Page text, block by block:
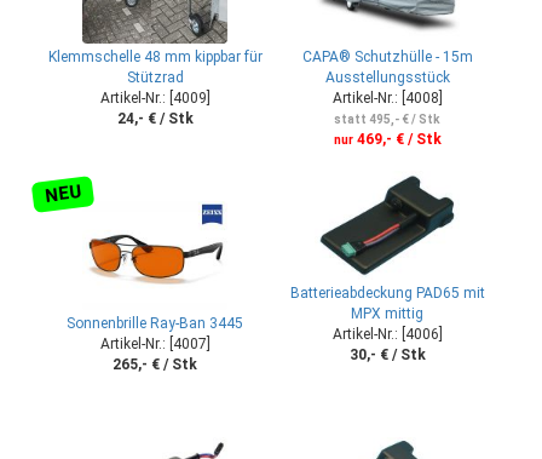
Klemmschelle 48 mm kippbar für
Stützrad
Artikel-Nr.: [4009]
24,- € / Stk
CAPA® Schutzhülle - 15m
Ausstellungsstück
Artikel-Nr.: [4008]
statt 495,- € / Stk
nur469,- € / Stk
NEU
Sonnenbrille Ray-Ban 3445
Artikel-Nr.: [4007]
265,- € / Stk
Batterieabdeckung PAD65 mit
MPX mittig
Artikel-Nr.: [4006]
30,- € / Stk